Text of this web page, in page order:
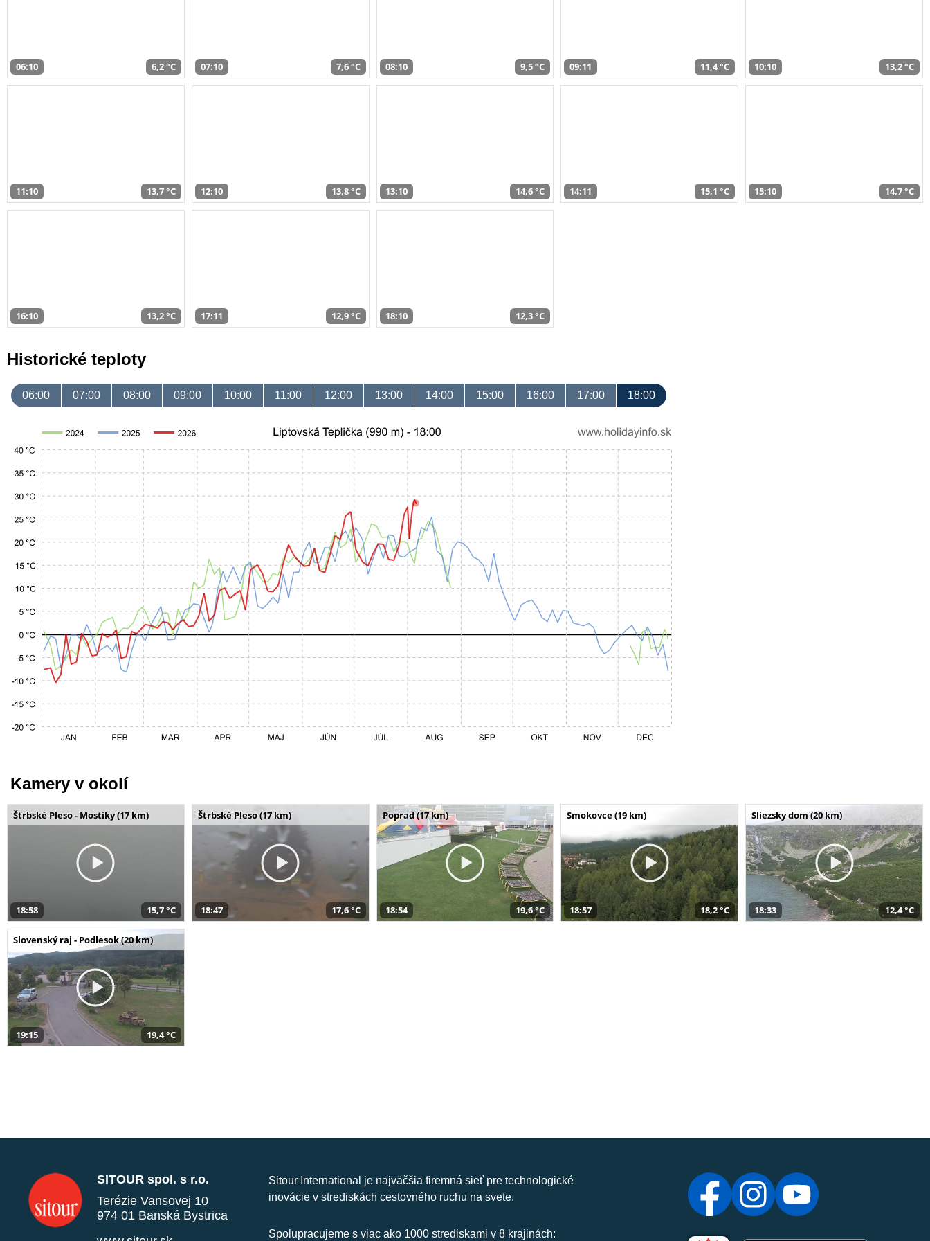
06:10 6,2 °C 07:10 7,6 °C 08:10 9,5 °C 09:11 11,4 °C 10:10 13,2 °C
11:10 13,7 °C 12:10 13,8 °C 13:10 14,6 °C 14:11 15,1 °C 15:10 14,7 °C
16:10 13,2 °C 17:11 12,9 °C 18:10 12,3 °C
Historické teploty
06:00 07:00 08:00 09:00 10:00 11:00 12:00 13:00 14:00 15:00 16:00 17:00 18:00
Kamery v okolí
Štrbské Pleso - Mostíky (17 km)
18:58 15,7 °C
Štrbské Pleso (17 km)
18:47 17,6 °C
Poprad (17 km)
18:54 19,6 °C
Smokovce (19 km)
18:57 18,2 °C
Sliezsky dom (20 km)
18:33 12,4 °C
Slovenský raj - Podlesok (20 km)
19:15 19,4 °C
SITOUR spol. s r.o.
Terézie Vansovej 10
974 01 Banská Bystrica
Sitour International je najväčšia firemná sieť pre technologické
inovácie v strediskách cestovného ruchu na svete.
Spolupracujeme s viac ako 1000 strediskami v 8 krajinách: